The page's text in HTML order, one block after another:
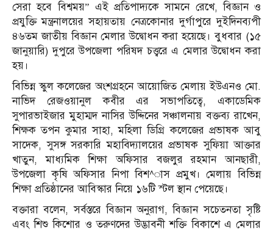
সেরা হবে বিশ্বময়” এই প্রতিপাদ্যকে সামনে রেখে, বিজ্ঞান ও
প্রযুক্তি মন্ত্রনালয়ের সহায়তায় নেত্রকোনার দুর্গাপুরে দুইদিনব্যপী
৪৬তম জাতীয় বিজ্ঞান মেলার উদ্বোধন করা হয়েছে। বুধবার (১৫
জানুয়ারি) দুপুরে উপজেলা পরিষদ চত্ত্বরে এ মেলার উদ্বোধন করা
হয়।
বিভিন্ন স্কুল কলেজের অংশগ্রহনে আয়োজিত মেলায় ইউএনও মো.
নাভিদ রেজওয়ানুল কবীর এর সভাপতিত্বে, একাডেমিক
সুপারভাইজার মুহাম্মদ নাসির উদ্দিনের সঞ্চালনায় বক্তব্য রাখেন,
শিক্ষক তপন কুমার সাহা, মহিলা ডিগ্রি কলেজের প্রভাষক আবু
সাদেক, সুসঙ্গ সরকারি মহাবিদ্যালয়ের প্রভাষক সুফিয়া আক্তার
খাতুন, মাধ্যমিক শিক্ষা অফিসার বজলুর রহমান আনছারী,
উপজেলা কৃষি অফিসার নিপা বিশ^াস প্রমুখ। মেলায় বিভিন্ন
শিক্ষা প্রতিষ্ঠানের আবিস্কার নিয়ে ১৬টি স্টল স্থান পেয়েছে।
বক্তারা বলেন, সর্বস্তরে বিজ্ঞান অনুরাগ, বিজ্ঞান সচেতনতা সৃষ্টি
এবং শিশু কিশোর ও তরুণদের উদ্ভাবনী শক্তি বিকাশে এ মেলার